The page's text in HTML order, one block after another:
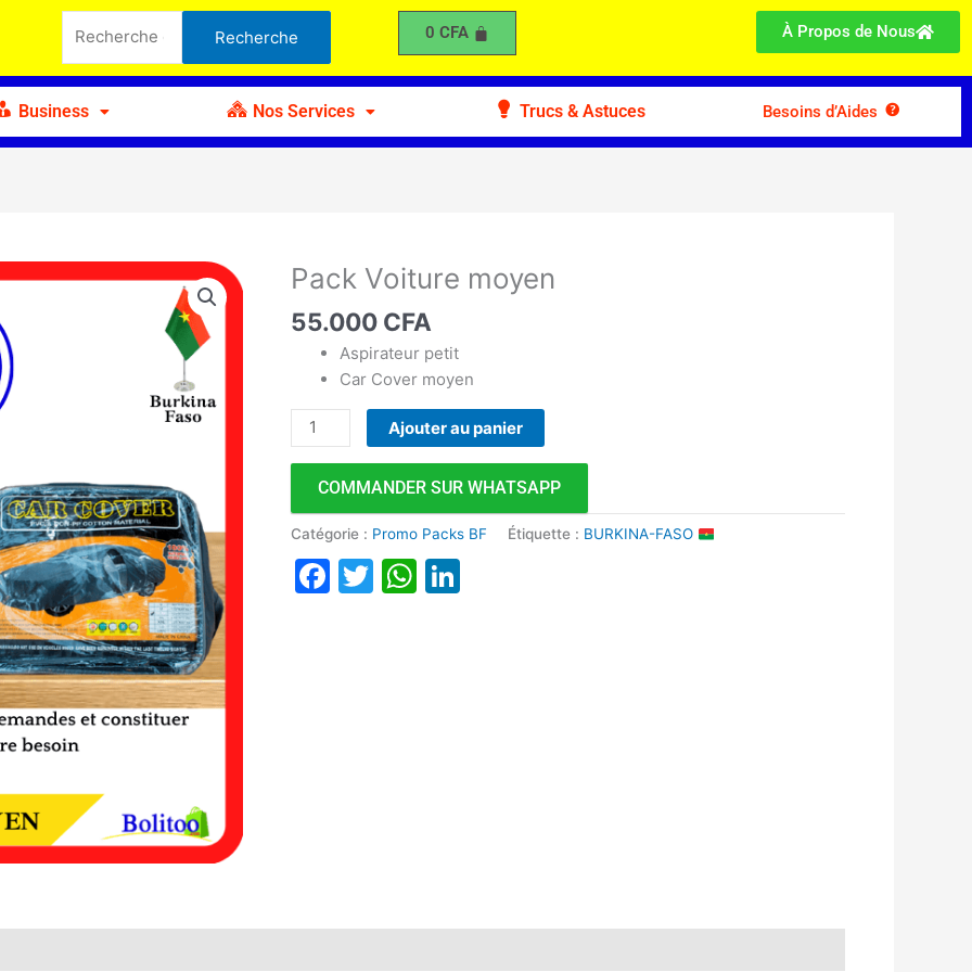
pour :
Recherche 0 CFA À Propos de Nous
Business Nos Services Trucs & Astuces Besoins d’Aides
Pack Voiture moyen
55.000 CFA
Aspirateur petit
Car Cover moyen
quantité
Pack
Voiture
moyen
Ajouter au panier
COMMANDER SUR WHATSAPP
Catégorie : Promo Packs BF Étiquette : BURKINA-FASO
Facebook
TwitterWhatsApp